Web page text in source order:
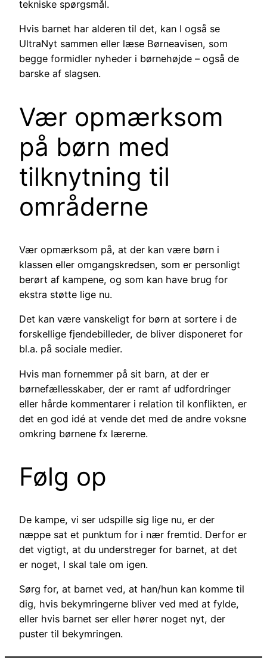
tekniske spørgsmål.
Hvis barnet har alderen til det, kan I også se
UltraNyt sammen eller læse Børneavisen, som
begge formidler nyheder i børnehøjde – også de
barske af slagsen.
Vær opmærksom
på børn med
tilknytning til
områderne
Vær opmærksom på, at der kan være børn i
klassen eller omgangskredsen, som er personligt
berørt af kampene, og som kan have brug for
ekstra støtte lige nu.
Det kan være vanskeligt for børn at sortere i de
forskellige fjendebilleder, de bliver disponeret for
bl.a. på sociale medier.
Hvis man fornemmer på sit barn, at der er
børnefællesskaber, der er ramt af udfordringer
eller hårde kommentarer i relation til konflikten, er
det en god idé at vende det med de andre voksne
omkring børnene fx lærerne.
Følg op
De kampe, vi ser udspille sig lige nu, er der
næppe sat et punktum for i nær fremtid. Derfor er
det vigtigt, at du understreger for barnet, at det
er noget, I skal tale om igen.
Sørg for, at barnet ved, at han/hun kan komme til
dig, hvis bekymringerne bliver ved med at fylde,
eller hvis barnet ser eller hører noget nyt, der
puster til bekymringen.